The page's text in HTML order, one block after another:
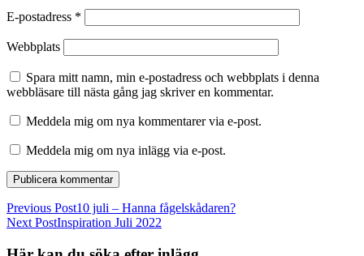
E-postadress *
Webbplats
Spara mitt namn, min e-postadress och webbplats i denna
webbläsare till nästa gång jag skriver en kommentar.
Meddela mig om nya kommentarer via e-post.
Meddela mig om nya inlägg via e-post.
Previous Post10 juli – Hanna fågelskådaren?
Next PostInspiration Juli 2022